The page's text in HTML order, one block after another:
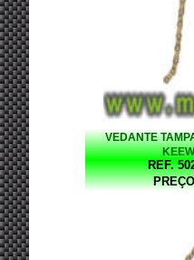
VEDANTE
REF.